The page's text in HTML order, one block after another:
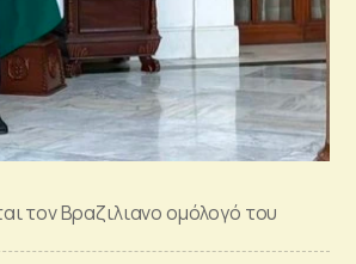
τον Βραζιλιανο ομόλογό του